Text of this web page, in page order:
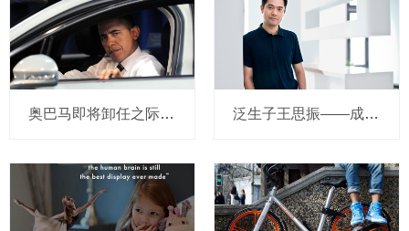
奥巴马即将卸任之际，要让无人驾驶汽车合法化？ 泛生子王思振——成立两年，融资数亿，基因检测如何帮助人类战胜癌症？